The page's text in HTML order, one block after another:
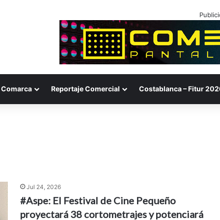
Comarca Reportaje Comercial Costablanca – Fitur
Jul 24, 2026
#Aspe: El Festival de Cine Pequeño
proyectará 38 cortometrajes y potenciará